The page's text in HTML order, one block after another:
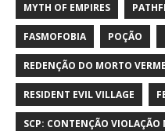
MYTH OF EMPIRES
FASMOFOBIA POÇÃO
REDENÇÃO DO MORTO
RESIDENT EVIL VILLAGE
SCP: CONTENÇÃO VIOLAÇÃO